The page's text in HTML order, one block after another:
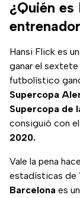
¿Quién
Hansi Flick es
ganar el sextete
futbolístico
Supercopa
Supercopa de
consiguió con el
2020.
Vale la pena
estadísticas de
Barcelona es